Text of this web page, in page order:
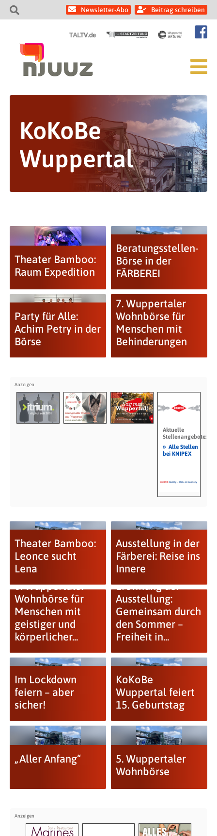
Newsletter-Abo Beitrag schreiben
KoKoBe
Wuppertal
Theater Bamboo:
Raum Expedition
Beratungsstellen-
Börse in der
FÄRBEREI
Party für Alle:
Achim Petry in der
Börse
7. Wuppertaler
Wohnbörse für
Menschen mit
Behinderungen
Aktuelle
Stellenangebote:
» Alle Stellen
bei KNIPEX
Theater Bamboo:
Leonce sucht
Lena
Ausstellung in der
Färberei: Reise ins
Innere
6. Wuppertaler
Wohnbörse für
Menschen mit
geistiger und
körperlicher...
Eröffnung der
Ausstellung:
Gemeinsam durch
den Sommer –
Freiheit in...
Im Lockdown
feiern – aber
sicher!
KoKoBe
Wuppertal feiert
15. Geburtstag
„Aller Anfang“
5. Wuppertaler
Wohnbörse